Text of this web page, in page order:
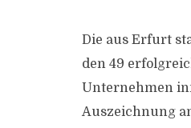
Die aus Erfurt
den 49
Unternehmen
Auszeichnung